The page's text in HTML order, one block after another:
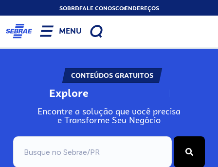
SOBREFALE CONOSCOENDEREÇOS
MENU
CONTEÚDOS GRATUITOS
Explore N
Encontre a solução que você precisa
e Transforme Seu Negócio